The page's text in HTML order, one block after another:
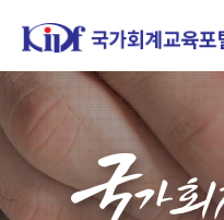
홈페이지가 새롭게 개
한국조세재정연구원